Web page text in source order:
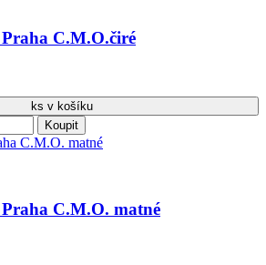
C.M.O.čiré
ks v košíku
Koupit
C.M.O. matné